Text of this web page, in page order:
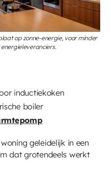
op zonne-energie, voor minder
inductiekoken
boiler
geleidelijk in een
dat grotendeels werkt